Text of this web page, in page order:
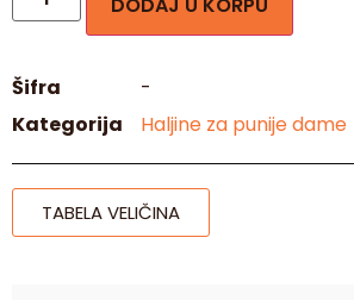
Šifra
-
Kategorija
Haljine za punije dame
TABELA VELIČINA